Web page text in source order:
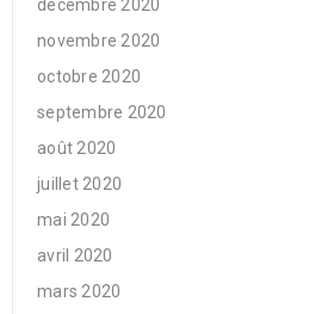
décembre 2020
novembre 2020
octobre 2020
septembre 2020
août 2020
juillet 2020
mai 2020
avril 2020
mars 2020